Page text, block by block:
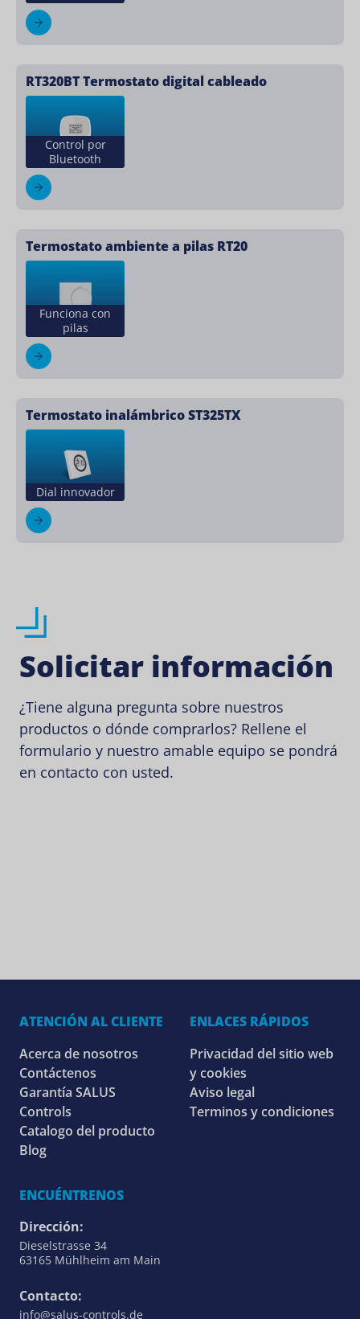
RT320BT Termostato digital cableado
Control por
Bluetooth
Termostato ambiente a pilas RT20
Funciona con
pilas
Termostato inalámbrico ST325TX
Dial innovador
Solicitar información
¿Tiene alguna pregunta sobre nuestros
productos o dónde comprarlos? Rellene el
formulario y nuestro amable equipo se pondrá
en contacto con usted.
ATENCIÓN AL CLIENTE
Acerca de nosotros
Contáctenos
Garantía SALUS
Controls
Catalogo del producto
Blog
ENLACES RÁPIDOS
Privacidad del sitio web
y cookies
Aviso legal
Terminos y condiciones
ENCUÉNTRENOS
Dirección:
Dieselstrasse 34
63165 Mühlheim am Main
Contacto:
info@salus-controls.de